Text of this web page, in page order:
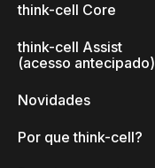
think-cell Core
think-cell Assist
(acesso antecipado)
Novidades
Por que think-cell?